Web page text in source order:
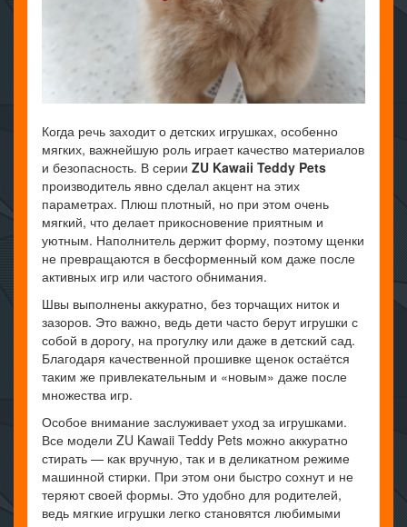
Когда речь заходит о детских игрушках, особенно
мягких, важнейшую роль играет качество материалов
и безопасность. В серии ZU Kawaii Teddy Pets
производитель явно сделал акцент на этих
параметрах. Плюш плотный, но при этом очень
мягкий, что делает прикосновение приятным и
уютным. Наполнитель держит форму, поэтому щенки
не превращаются в бесформенный ком даже после
активных игр или частого обнимания.
Швы выполнены аккуратно, без торчащих ниток и
зазоров. Это важно, ведь дети часто берут игрушки с
собой в дорогу, на прогулку или даже в детский сад.
Благодаря качественной прошивке щенок остаётся
таким же привлекательным и «новым» даже после
множества игр.
Особое внимание заслуживает уход за игрушками.
Все модели ZU Kawaii Teddy Pets можно аккуратно
стирать — как вручную, так и в деликатном режиме
машинной стирки. При этом они быстро сохнут и не
теряют своей формы. Это удобно для родителей,
ведь мягкие игрушки легко становятся любимыми